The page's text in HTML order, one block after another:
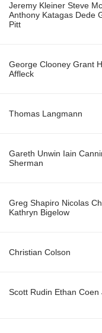
Jeremy Kleiner Steve
Anthony Katagas Dede
Pitt
George Clooney Grant
Affleck
Thomas Langmann
Gareth Unwin Iain
Sherman
Greg Shapiro Nicolas
Kathryn Bigelow
Christian Colson
Scott Rudin Ethan Coen